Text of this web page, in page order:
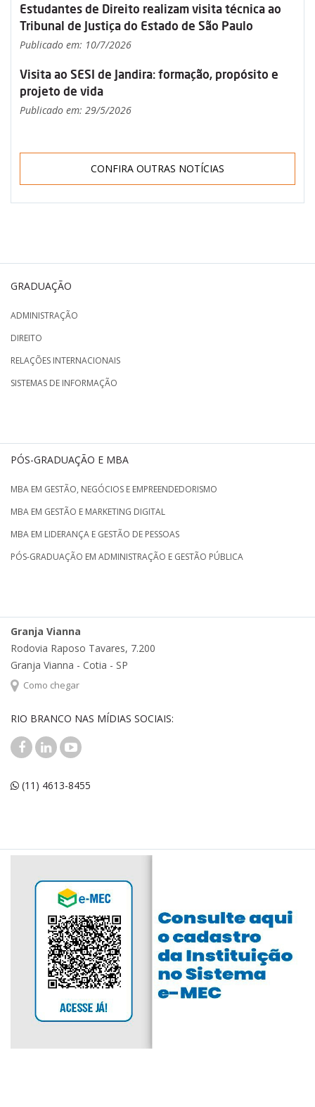
Estudantes de Direito realizam visita técnica ao
Tribunal de Justiça do Estado de São Paulo
Publicado em: 10/7/2026
Visita ao SESI de Jandira: formação, propósito e
projeto de vida
Publicado em: 29/5/2026
CONFIRA OUTRAS NOTÍCIAS
GRADUAÇÃO
ADMINISTRAÇÃO
DIREITO
RELAÇÕES INTERNACIONAIS
SISTEMAS DE INFORMAÇÃO
PÓS-GRADUAÇÃO E MBA
MBA EM GESTÃO, NEGÓCIOS E EMPREENDEDORISMO
MBA EM GESTÃO E MARKETING DIGITAL
MBA EM LIDERANÇA E GESTÃO DE PESSOAS
PÓS-GRADUAÇÃO EM ADMINISTRAÇÃO E GESTÃO PÚBLICA
Granja Vianna
Rodovia Raposo Tavares, 7.200
Granja Vianna - Cotia - SP
Como chegar
RIO BRANCO NAS MÍDIAS SOCIAIS:
(11) 4613-8455